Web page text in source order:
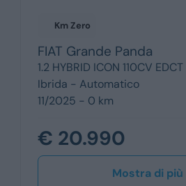
Km Zero
FIAT Grande Panda
1.2 HYBRID ICON 110CV EDCT
Ibrida - Automatico
11/2025 - 0 km
€ 20.990
Mostra di più